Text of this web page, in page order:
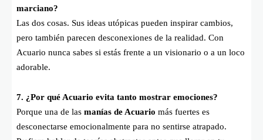
marciano?
Las dos cosas. Sus ideas utópicas pueden inspirar cambios,
pero también parecen desconexiones de la realidad. Con
Acuario nunca sabes si estás frente a un visionario o a un loco
adorable.
7. ¿Por qué Acuario evita tanto mostrar emociones?
Porque una de las manías de Acuario más fuertes es
desconectarse emocionalmente para no sentirse atrapado.